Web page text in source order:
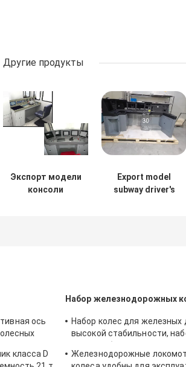
Другие продукты
Экспорт модели
консоли
Export model
subway driver's
ось
класса D
Набор железнодорожных
Набор колес для железных
высокой стабильности,
Железнодорожные